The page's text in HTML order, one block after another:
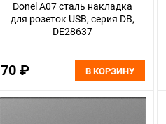
Donel A07 сталь накладка
для розеток USB, серия DB,
DE28637
70 ₽ В КОРЗИНУ